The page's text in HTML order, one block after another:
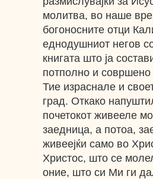
молитва, во наше
богоносните отци
еднодушниот негов
книгата што ја
потполно и
Тие израснале и
град. Откако
почетокот живееле
заедница, а потоа,
живеејќи само во
Христос, што се
оние, што си Ми ги